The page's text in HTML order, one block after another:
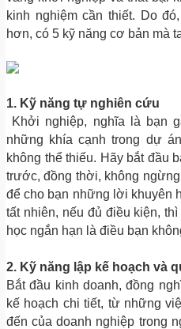
kinh nghiệm cần thiết. Do
hơn, có 5 kỹ năng cơ bản mà
1. Kỹ năng tự nghiên cứu
Khởi nghiệp, nghĩa là bạn
những khía cạnh trong dự
không thể thiếu. Hãy bắt đầu
trước, đồng thời, không
để cho bạn những lời khuyên
tất nhiên, nếu đủ điều kiện,
học ngắn hạn là điều bạn
2. Kỹ năng lập kế hoạch và
Bắt đầu kinh doanh, đồng
kế hoạch chi tiết, từ những
đến của doanh nghiệp trong